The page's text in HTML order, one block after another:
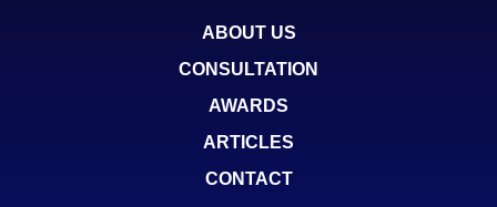
ABOUT US
CONSULTATION
AWARDS
ARTICLES
CONTACT